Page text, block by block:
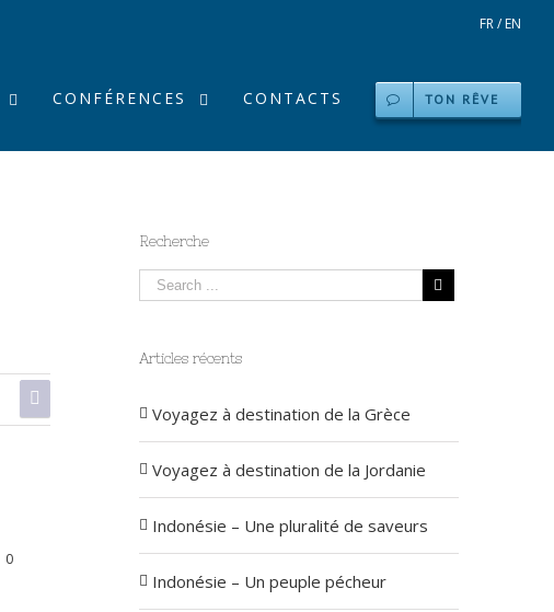
FR/EN
CONFÉRENCES CONTACTS TON RÊVE
0
Recherche
Articles récents
Voyagez à destination de la Grèce
Voyagez à destination de la Jordanie
Indonésie – Une pluralité de saveurs
Indonésie – Un peuple pécheur